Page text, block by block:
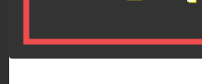
📍 센터 위치와